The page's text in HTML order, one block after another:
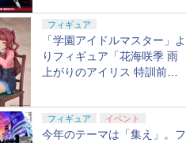
定
フィギュア
「学園アイドルマスター」よ
りフィギュア「花海咲季 雨
上がりのアイリス 特訓前
フィギュア イベント
今年のテーマは「集え」。フ